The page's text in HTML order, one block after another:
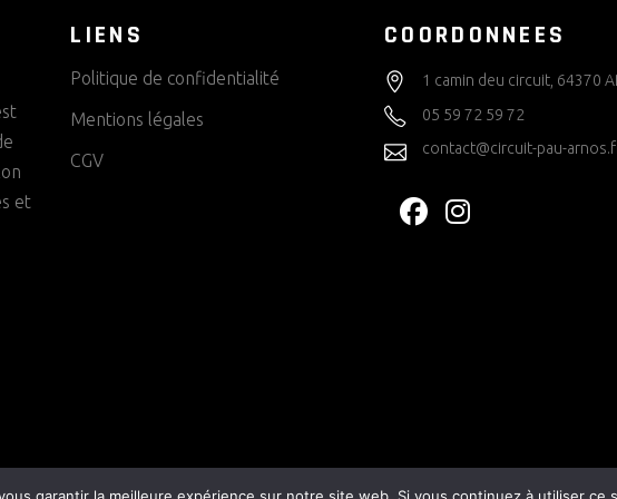
et
LIENS
Politique de confidentialité
Mentions légales
CGV
COORDONNEES
1 camin deu circuit, 64370
05 59 72 59 72
contact@circuit-pau-